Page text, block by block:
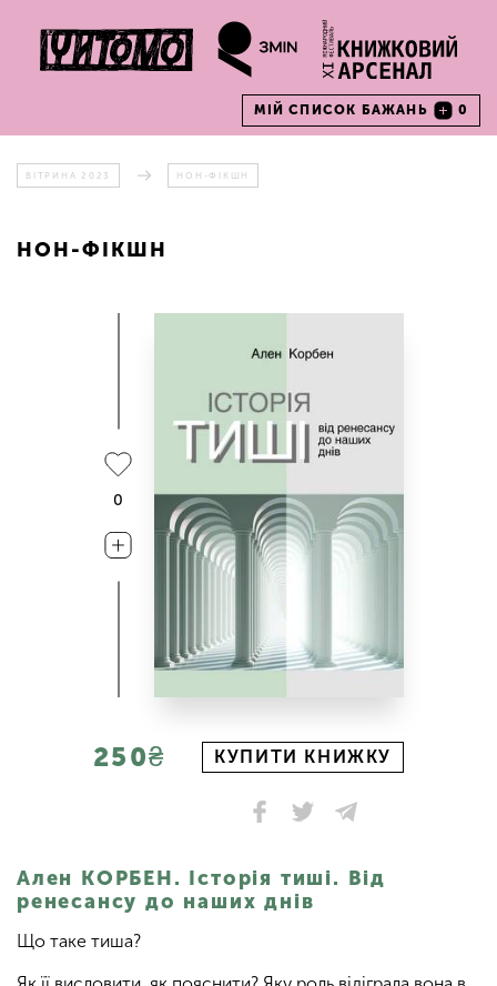
МІЙ СПИСОК БАЖАНЬ 0
ВІТРИНА 2023 НОН-ФІКШН
НОН-ФІКШН
0
250₴ КУПИТИ КНИЖКУ
Ален КОРБЕН. Історія тиші. Від
ренесансу до наших днів
Що таке тиша?